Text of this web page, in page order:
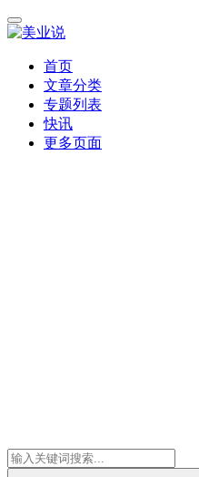
首页
文章分类
专题列表
快讯
更多页面